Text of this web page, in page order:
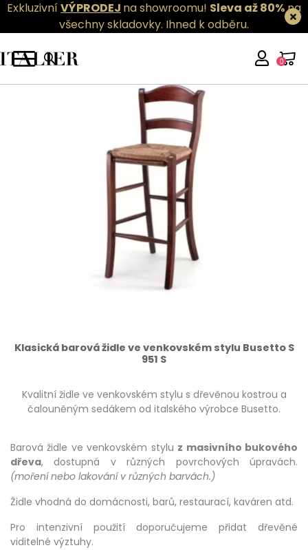
ExkluzivníVÝPRODEJ na showroomu! Sleva až 80%na
všechny skladovky. Ihned k odběru.
0
Klasická barová židle ve venkovském stylu Busetto S
951 S
Kvalitní židle ve venkovském stylu s dřevěnou kostrou a
čalouněným sedákem od italského výrobce Busetto.
Barová židle ve venkovském stylu z masivního bukového
dřeva, dostupná v různých povrchových úpravách.
(moření nebo lakování v různých barvách.)
Židle vhodná do domácnosti, barů, restaurací, kaváren atd.
Pro intenzivní použití doporučujeme přidat dřevěné
viditelné výztuhy.